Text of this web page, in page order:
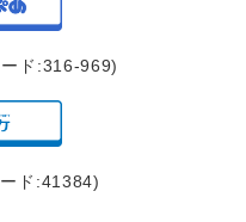
ド:316-969)
ド:41384)